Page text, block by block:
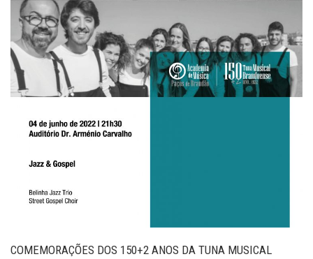
COMEMORAÇÕES DOS 150+2 ANOS DA TUNA MUSICAL